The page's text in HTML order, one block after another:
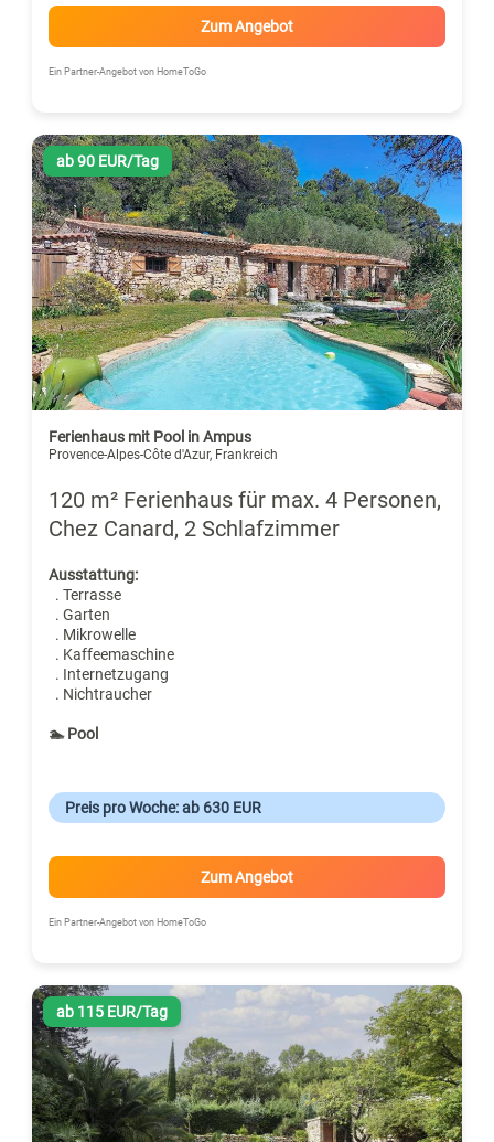
Zum Angebot
Ein Partner-Angebot von HomeToGo
ab 90 EUR/Tag
Ferienhaus mit Pool in Ampus
Provence-Alpes-Côte d'Azur, Frankreich
120 m² Ferienhaus für max. 4 Personen,
Chez Canard, 2 Schlafzimmer
Ausstattung:
. Terrasse
. Garten
. Mikrowelle
. Kaffeemaschine
. Internetzugang
. Nichtraucher
🏊 Pool
Preis pro Woche: ab 630 EUR
Zum Angebot
Ein Partner-Angebot von HomeToGo
ab 115 EUR/Tag